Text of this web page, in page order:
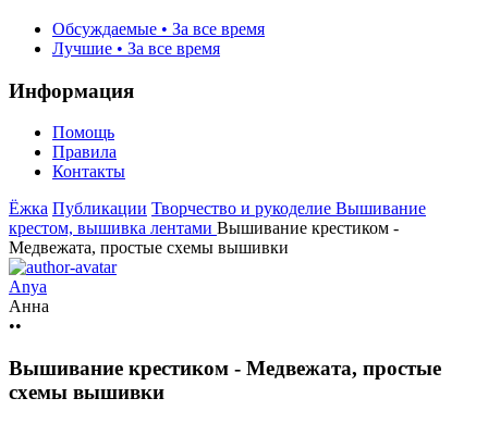
Обсуждаемые • За все время
Лучшие • За все время
Информация
Помощь
Правила
Контакты
Ёжка Публикации Творчество и рукоделие Вышивание
крестом, вышивка лентами Вышивание крестиком -
Медвежата, простые схемы вышивки
Anya
Анна
••
Вышивание крестиком - Медвежата, простые
схемы вышивки